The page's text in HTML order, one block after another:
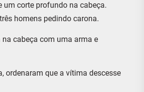
um corte profundo na cabeça.
homens pedindo carona.
cabeça com uma arma e
ordenaram que a vítima descesse